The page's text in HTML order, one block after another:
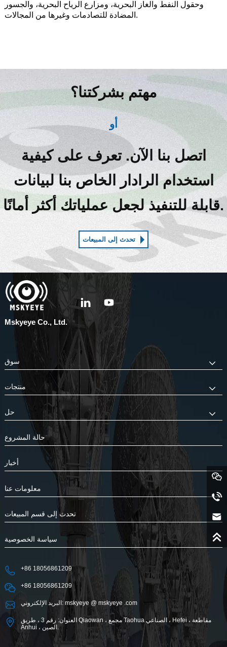
وحقول النفط والغاز البحرية، ومزارع الرياح البحرية، والجسور
المضادة للتصادمات وغيرها من المجالات.
مهتم بشركتنا؟
أو
اتصل بنا الآن. تعرف على كيفية
استخدام الرادار الخاص بنا لبيانات
قابلة للتنفيذ لجعل عملياتك أكثر أمانًا.
تحدث إلى المبيعات
Mskyeye Co., Ltd.
سوق
منتجات
حل
حالة المشروع
أخبار
معلومات عنا
تحدث إلى قسم المبيعات
سياسة الخصوصية
+86 18056861209
+86 18056861209
البريد الإلكتروني: mskyeye @ mskyeye .com
العنوان: رقم 3 ، طريق Qiaowan ، مجمع Taohua الصناعي ، Hefei ، مقاطعة
Anhui ، الصين.